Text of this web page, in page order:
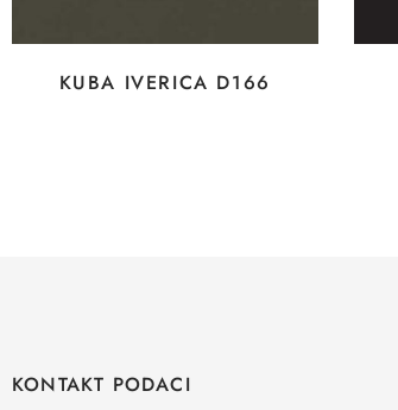
KUBA IVERICA D166
KONTAKT PODACI